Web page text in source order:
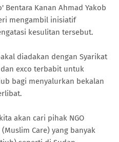
Bentara Kanan Ahmad Yakob
mengambil inisiatif
kesulitan tersebut.
diadakan dengan Syarikat
dan exco terbabit untuk
bagi menyalurkan bekalan
akan cari pihak NGO
Care) yang banyak